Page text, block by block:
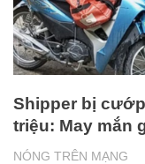
NÓNG TRÊN MẠNG
Shipper bị
triệu: May mắn